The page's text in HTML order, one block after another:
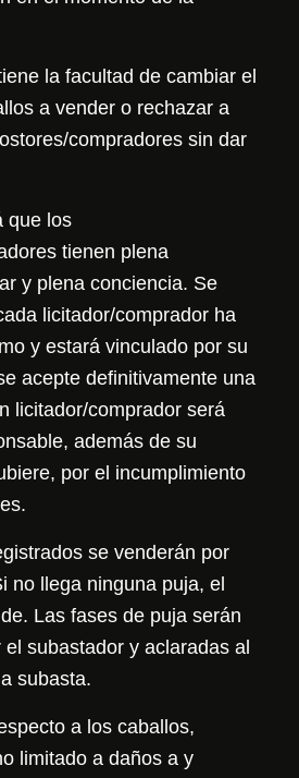
la facultad de cambiar el
a vender o rechazar a
compradores sin dar
que los
tienen plena
y plena conciencia. Se
licitador/comprador ha
y estará vinculado por su
acepte definitivamente una
licitador/comprador será
además de su
por el incumplimiento
se venderán por
no llega ninguna puja, el
Las fases de puja serán
subastador y aclaradas al
subasta.
a los caballos,
limitado a daños a y